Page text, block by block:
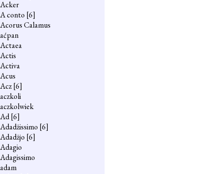
Acker
A conto [6]
Acorus Calamus
aćpan
Actaea
Actis
Activa
Acus
Acz[6]
aczkoli
aczkolwiek
Ad[6]
Adadżissimo [6]
Adadżjo [6]
Adagio
Adagissimo
adam